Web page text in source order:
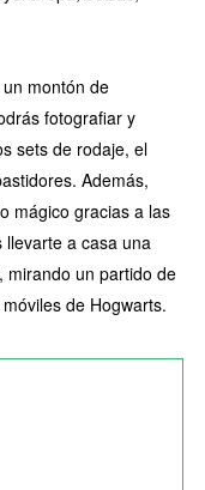
montón de
fotografiar y
sets de rodaje, el
Además,
mágico gracias a las
llevarte a casa una
mirando un partido de
de Hogwarts.